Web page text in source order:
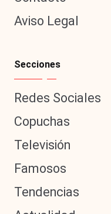
Aviso Legal
Secciones
Redes Sociales
Copuchas
Televisión
Famosos
Tendencias